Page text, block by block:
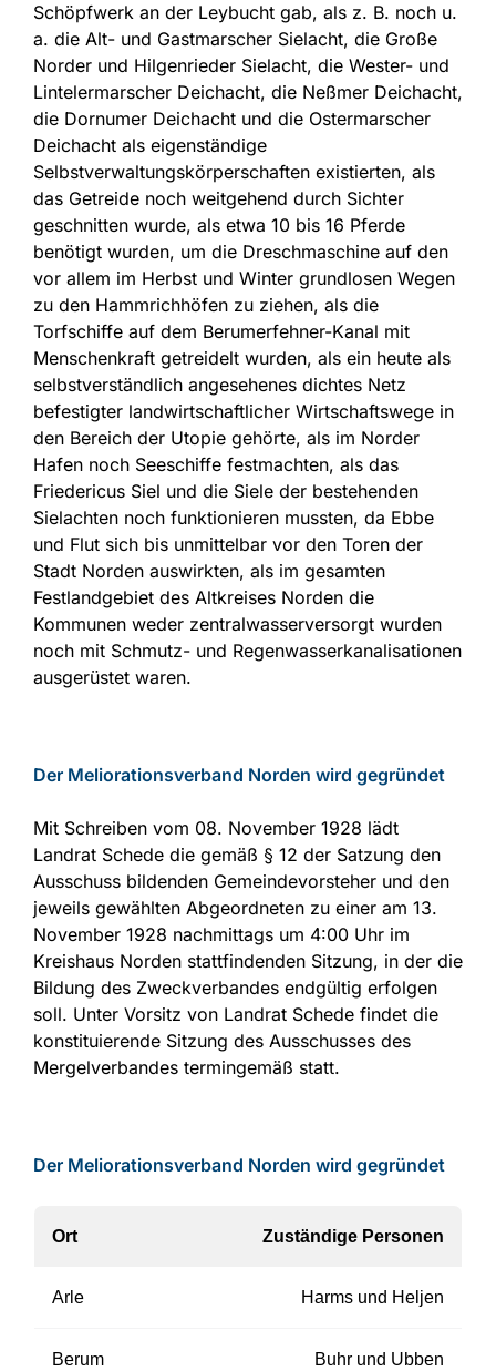
Schöpfwerk an der Leybucht gab, als z. B. noch u.
a. die Alt- und Gastmarscher Sielacht, die Große
Norder und Hilgenrieder Sielacht, die Wester- und
Lintelermarscher Deichacht, die Neßmer Deichacht,
die Dornumer Deichacht und die Ostermarscher
Deichacht als eigenständige
Selbstverwaltungskörperschaften existierten, als
das Getreide noch weitgehend durch Sichter
geschnitten wurde, als etwa 10 bis 16 Pferde
benötigt wurden, um die Dreschmaschine auf den
vor allem im Herbst und Winter grundlosen Wegen
zu den Hammrichhöfen zu ziehen, als die
Torfschiffe auf dem Berumerfehner-Kanal mit
Menschenkraft getreidelt wurden, als ein heute als
selbstverständlich angesehenes dichtes Netz
befestigter landwirtschaftlicher Wirtschaftswege in
den Bereich der Utopie gehörte, als im Norder
Hafen noch Seeschiffe festmachten, als das
Friedericus Siel und die Siele der bestehenden
Sielachten noch funktionieren mussten, da Ebbe
und Flut sich bis unmittelbar vor den Toren der
Stadt Norden auswirkten, als im gesamten
Festlandgebiet des Altkreises Norden die
Kommunen weder zentralwasserversorgt wurden
noch mit Schmutz- und Regenwasserkanalisationen
ausgerüstet waren.
Der Meliorationsverband Norden wird gegründet
Mit Schreiben vom 08. November 1928 lädt
Landrat Schede die gemäß § 12 der Satzung den
Ausschuss bildenden Gemeindevorsteher und den
jeweils gewählten Abgeordneten zu einer am 13.
November 1928 nachmittags um 4:00 Uhr im
Kreishaus Norden stattfindenden Sitzung, in der die
Bildung des Zweckverbandes endgültig erfolgen
soll. Unter Vorsitz von Landrat Schede findet die
konstituierende Sitzung des Ausschusses des
Mergelverbandes termingemäß statt.
Der Meliorationsverband Norden wird gegründet
Ort Zuständige Personen
Arle Harms und Heljen
Berum Buhr und Ubben